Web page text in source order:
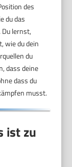
des
du das
lernst,
wie du dein
du
dass deine
dass du
musst.
ist zu